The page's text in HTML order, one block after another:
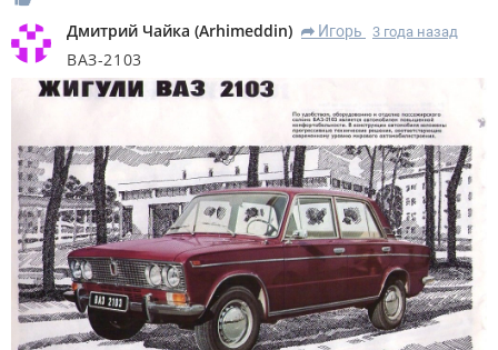
Дмитрий Чайка (Arhimeddin) R Игорь 3 года назад
ВАЗ-2103